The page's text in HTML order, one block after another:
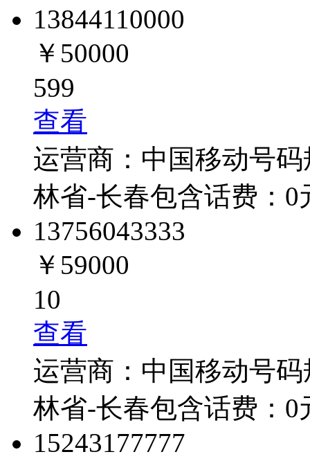
13844110000
￥50000
599
查看
运营商： 中国移动号
林省-长春包含话费： 0
13756043333
￥59000
10
查看
运营商： 中国移动号
林省-长春包含话费： 0
15243177777